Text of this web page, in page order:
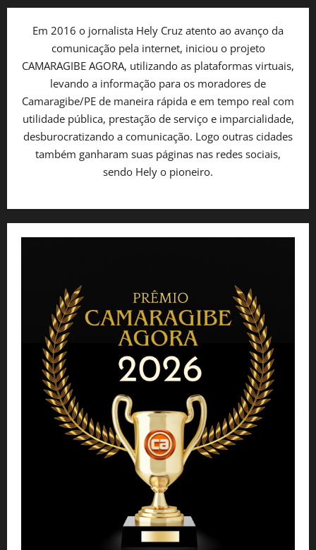
Em 2016 o jornalista Hely Cruz atento ao avanço da
comunicação pela internet, iniciou o projeto
CAMARAGIBE AGORA, utilizando as plataformas virtuais,
levando a informação para os moradores de
Camaragibe/PE de maneira rápida e em tempo real com
utilidade pública, prestação de serviço e imparcialidade,
desburocratizando a comunicação. Logo outras cidades
também ganharam suas páginas nas redes sociais,
sendo Hely o pioneiro.